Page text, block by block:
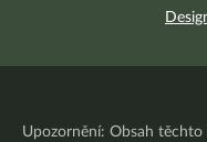
Upozornění: Obsah